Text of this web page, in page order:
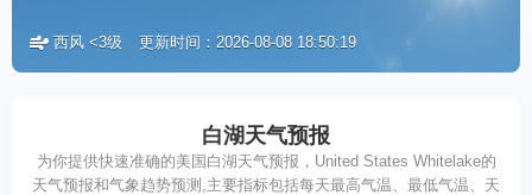
优
西风 <3级 更新时间：2026-08-08 18:50:19
白湖天气预报
为你提供快速准确的美国白湖天气预报，United States Whitelake的
天气预报和气象趋势预测,主要指标包括每天最高气温、最低气温、天